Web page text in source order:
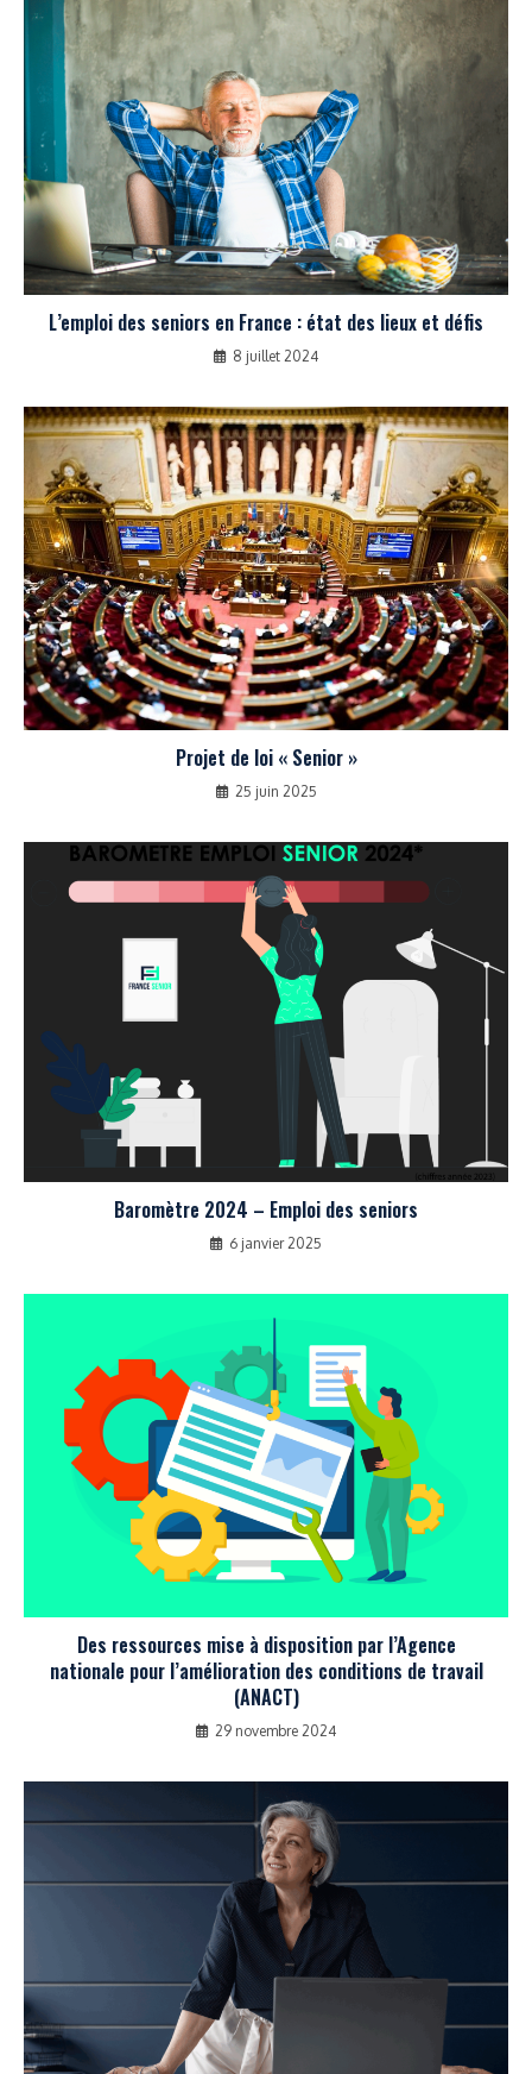
L’emploi des seniors en France : état des lieux et défis
8 juillet 2024
Projet de loi « Senior »
25 juin 2025
Baromètre 2024 – Emploi des seniors
6 janvier 2025
Des ressources mise à disposition par l’Agence
nationale pour l’amélioration des conditions de travail
(ANACT)
29 novembre 2024